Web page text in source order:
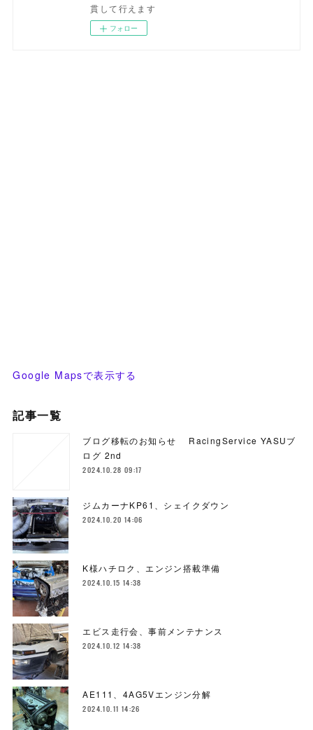
貫して行えます
フォロー
Google Mapsで表示する
記事一覧
ブログ移転のお知らせ RacingService YASUブ
ログ 2nd
2024.10.28 09:17
ジムカーナKP61、シェイクダウン
2024.10.20 14:06
K様ハチロク、エンジン搭載準備
2024.10.15 14:38
エビス走行会、事前メンテナンス
2024.10.12 14:38
AE111、4AG5Vエンジン分解
2024.10.11 14:26